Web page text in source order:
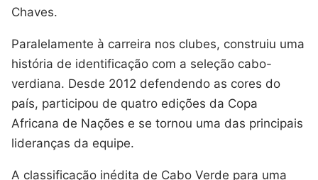
Chaves.
Paralelamente à carreira nos clubes, construiu uma
história de identificação com a seleção cabo-
verdiana. Desde 2012 defendendo as cores do
país, participou de quatro edições da Copa
Africana de Nações e se tornou uma das principais
lideranças da equipe.
A classificação inédita de Cabo Verde para uma